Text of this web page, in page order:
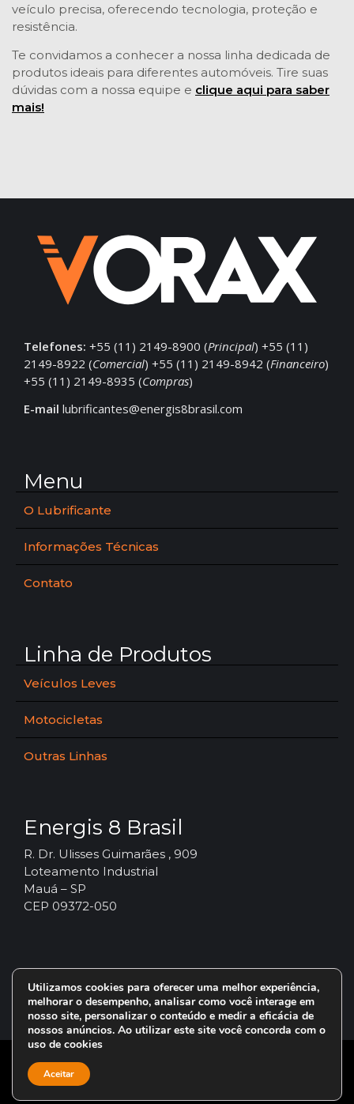
veículo precisa, oferecendo tecnologia, proteção e
resistência.
Te convidamos a conhecer a nossa linha dedicada de
produtos ideais para diferentes automóveis. Tire suas
dúvidas com a nossa equipe e clique aqui para saber
mais!
Telefones: +55 (11) 2149-8900 (Principal) +55 (11)
2149-8922 (Comercial) +55 (11) 2149-8942 (Financeiro)
+55 (11) 2149-8935 (Compras)
E-mail lubrificantes@energis8brasil.com
Menu
O Lubrificante
Informações Técnicas
Contato
Linha de Produtos
Veículos Leves
Motocicletas
Outras Linhas
Energis 8 Brasil
R. Dr. Ulisses Guimarães , 909
Loteamento Industrial
Mauá – SP
CEP 09372-050
© 2024 – Vorax Lubrificantes – Todos os direitos reservados.
Uma marca do Grupo
Utilizamos cookies para oferecer uma melhor experiência,
melhorar o desempenho, analisar como você interage em
nosso site, personalizar o conteúdo e medir a eficácia de
nossos anúncios. Ao utilizar este site você concorda com o
uso de cookies
Aceitar